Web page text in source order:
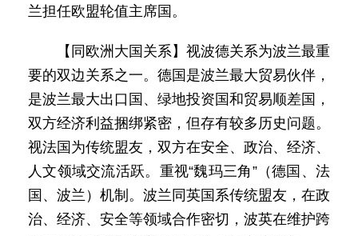
兰担任欧盟轮值主席国。
【同欧洲大国关系】视波德关系为波兰最重
要的双边关系之一。德国是波兰最大贸易伙伴，
是波兰最大出口国、绿地投资国和贸易顺差国，
双方经济利益捆绑紧密，但存有较多历史问题。
视法国为传统盟友，双方在安全、政治、经济、
人文领域交流活跃。重视“魏玛三角”（德国、法
国、波兰）机制。波兰同英国系传统盟友，在政
治、经济、安全等领域合作密切，波英在维护跨